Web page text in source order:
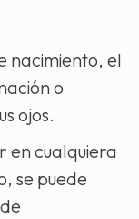
nacimiento, el
o
ojos.
en cualquiera
se puede